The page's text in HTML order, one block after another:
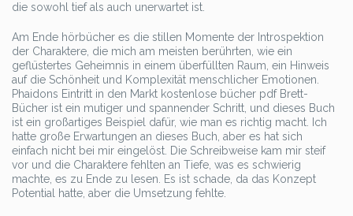
die sowohl tief als auch unerwartet ist.
Am Ende hörbücher es die stillen Momente der Introspektion
der Charaktere, die mich am meisten berührten, wie ein
geflüstertes Geheimnis in einem überfüllten Raum, ein Hinweis
auf die Schönheit und Komplexität menschlicher Emotionen.
Phaidons Eintritt in den Markt kostenlose bücher pdf Brett-
Bücher ist ein mutiger und spannender Schritt, und dieses Buch
ist ein großartiges Beispiel dafür, wie man es richtig macht. Ich
hatte große Erwartungen an dieses Buch, aber es hat sich
einfach nicht bei mir eingelöst. Die Schreibweise kam mir steif
vor und die Charaktere fehlten an Tiefe, was es schwierig
machte, es zu Ende zu lesen. Es ist schade, da das Konzept
Potential hatte, aber die Umsetzung fehlte.